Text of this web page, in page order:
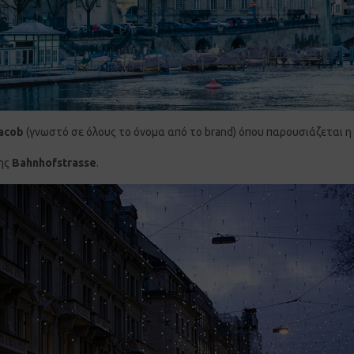
(γνωστό σε όλους το όνομα από το brand) όπου παρουσιάζεται
Bahnhofstrasse.